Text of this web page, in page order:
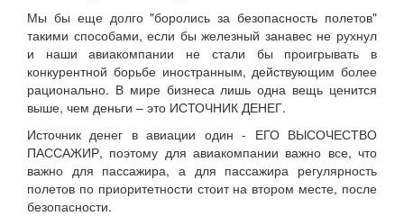
Мы бы еще долго "боролись за безопасность полетов"
такими способами, если бы железный занавес не рухнул
и наши авиакомпании не стали бы проигрывать в
конкурентной борьбе иностранным, действующим более
рационально. В мире бизнеса лишь одна вещь ценится
выше, чем деньги – это ИСТОЧНИК ДЕНЕГ.
Источник денег в авиации один - ЕГО ВЫСОЧЕСТВО
ПАССАЖИР, поэтому для авиакомпании важно все, что
важно для пассажира, а для пассажира регулярность
полетов по приоритетности стоит на втором месте, после
безопасности.